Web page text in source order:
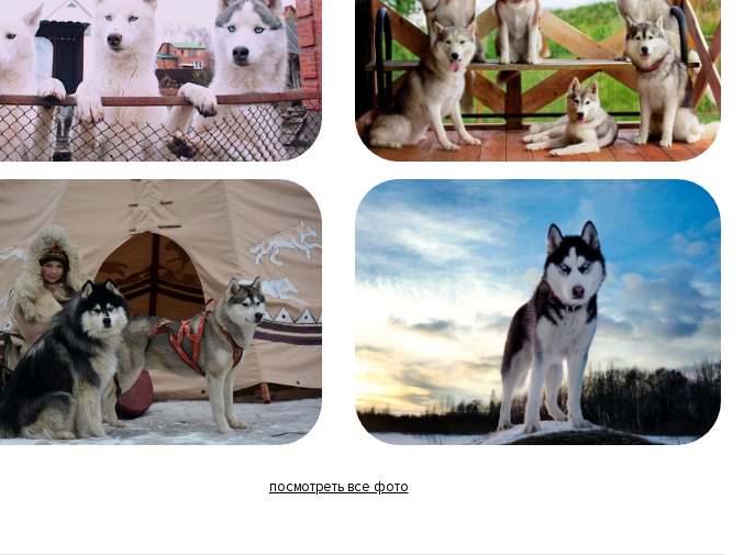
посмотреть все фото